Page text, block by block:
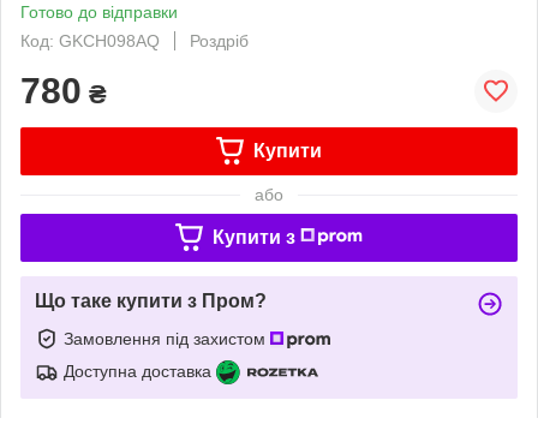
Готово до відправки
Код: GKCH098AQ
Роздріб
780 ₴
Купити
або
Купити з
Що таке купити з Пром?
Замовлення під захистом
Доступна доставка